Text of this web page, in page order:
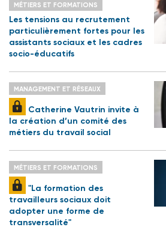
MÉTIERS ET FORMATIONS
Les tensions au recrutement
particulièrement fortes pour les
assistants sociaux et les cadres
socio-éducatifs
MANAGEMENT ET RÉSEAUX
Catherine Vautrin invite à
la création d’un comité des
métiers du travail social
MÉTIERS ET FORMATIONS
"La formation des
travailleurs sociaux doit
adopter une forme de
transversalité"